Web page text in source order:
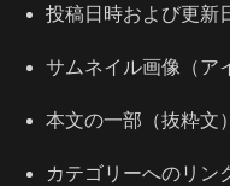
投稿日時および更新
サムネイル画像（ア
本文の一部（抜粋文）
カテゴリーへのリン